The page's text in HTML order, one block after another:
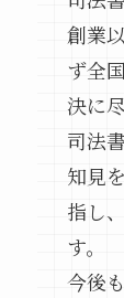
創業
ず全
決に
司法
知見
指し
す。
今後